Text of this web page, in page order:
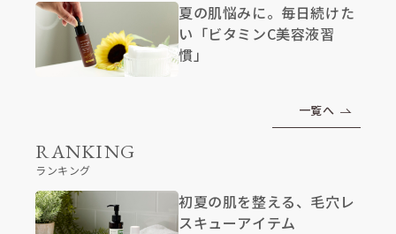
夏の肌悩みに。毎日続けた
い「ビタミンC美容液習
慣」
一覧へ
RANKING
ランキング
初夏の肌を整える、毛穴レ
スキューアイテム